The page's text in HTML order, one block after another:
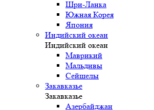
Шри-Ланка
Южная Корея
Япония
Индийский океан
Индийский океан
Маврикий
Мальдивы
Сейшелы
Закавказье
Закавказье
Азербайджан